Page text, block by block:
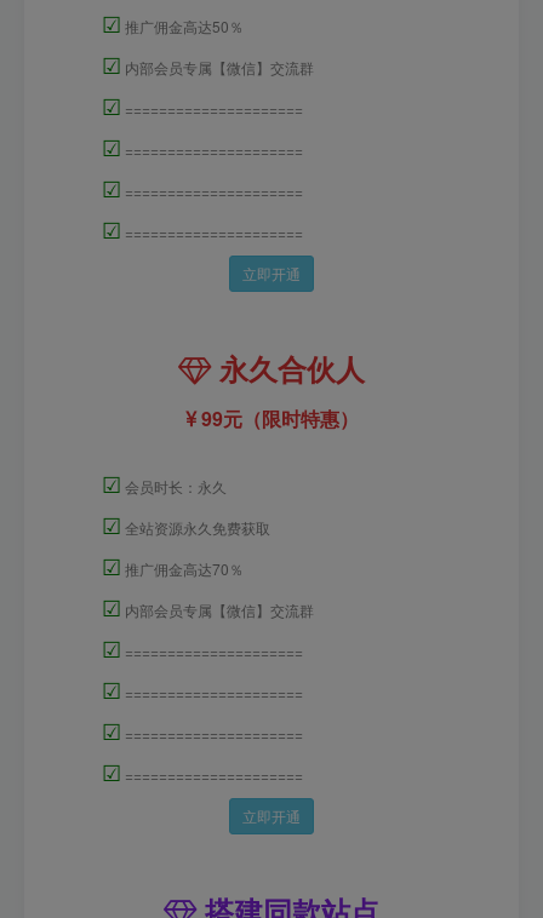
☑ 推广佣金高达50％
☑ 内部会员专属【微信】交流群
☑ =====================
☑ =====================
☑ =====================
☑ =====================
立即开通
永久合伙人
99元（限时特惠）
☑ 会员时长：永久
☑ 全站资源永久免费获取
☑ 推广佣金高达70％
☑ 内部会员专属【微信】交流群
☑ =====================
☑ =====================
☑ =====================
☑ =====================
立即开通